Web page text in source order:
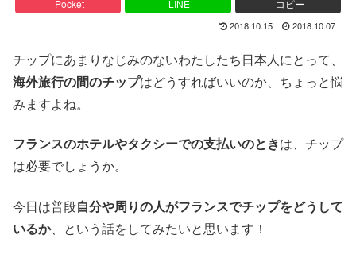
Pocket LINE コピー
2018.10.15 2018.10.07
チップにあまりなじみのないわたしたち日本人にとって、
海外旅行の間のチップはどうすればいいのか、ちょっと悩
みますよね。
フランスのホテルやタクシーでの支払いのときは、チップ
は必要でしょうか。
今日は普段自分や周りの人がフランスでチップをどうして
いるか、という話をしてみたいと思います！